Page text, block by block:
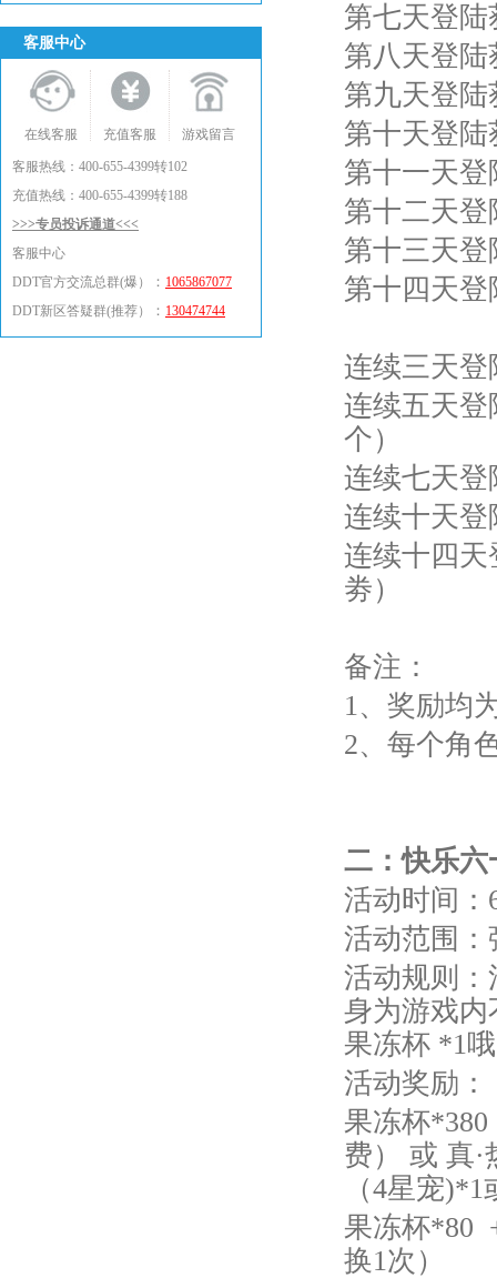
客服中心
在线客服 充值客服 游戏留言
客服热线：400-655-4399转102
充值热线：400-655-4399转188
>>>专员投诉通道<<<
客服中心
DDT官方交流总群(爆）
： 1065867077
DDT新区答疑群(推荐）
： 130474744
第七天登
第八天登
第九天登
第十天登
第十一天
第十二天
第十三天
第十四天
连续三天登
连续五天登
个）
连续七天
连续十天登
连续十四天
劵）
备注：
1、奖励均
2、每个角
二 ：快乐六
活动时间：
活动范围
活动规则
身为游戏
果冻杯 *1
活动奖励：
果冻杯
费） 或 真
（4星宠
果冻杯*80
换1次）